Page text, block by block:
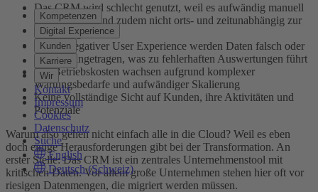
Kompetenzen
Digital Experience
Kunden
Karriere
Wir
Kontakt
Impressum
Cookies
Datenschutz
Suche
English
Deutsch (Schweiz)
Das CRM wird schlecht genutzt, weil es aufwändig manuell
zu pflegen ist und zudem nicht orts- und zeitunabhängig zur
Verfügung steht
Wegen negativer User Experience werden Daten falsch oder
doppelt eingetragen, was zu fehlerhaften Auswertungen führt
Die Betriebskosten wachsen aufgrund komplexer
Wartungsbedarfe und aufwändiger Skalierung
Keine vollständige Sicht auf Kunden, ihre Aktivitäten und
Potenziale
Warum also gehen nicht einfach alle in die Cloud? Weil es eben
doch einige Herausforderungen gibt bei der Transformation. An
erster Stelle: Das CRM ist ein zentrales Unternehmenstool mit
kritischen Daten. Vor allem große Unternehmen stehen hier oft vor
riesigen Datenmengen, die migriert werden müssen.